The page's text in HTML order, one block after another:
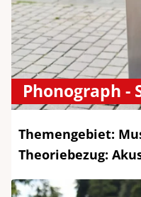
Phonograph -
Themengebiet:
Theoriebezug: